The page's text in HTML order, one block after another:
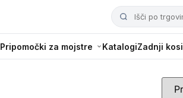
Pripomočki za mojstre KatalogiZadnji kosi